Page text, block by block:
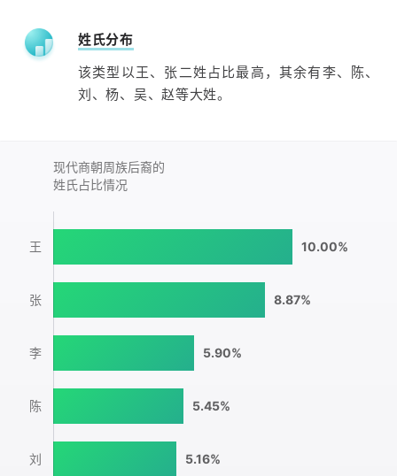
姓氏分布
该类型以王、张二姓占比最高，其余有李、陈、
刘、杨、吴、赵等大姓。
现代商朝周族后裔的
姓氏占比情况
10.00%
王
8.87%
张
5.90%
李
5.45%
陈
5.16%
刘